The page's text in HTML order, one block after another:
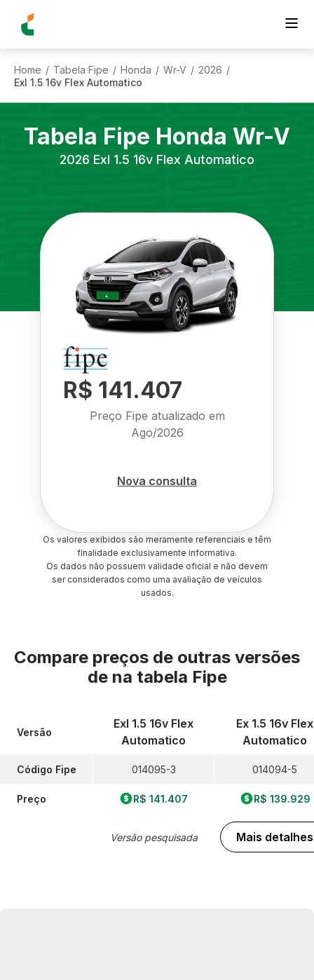
Home / Tabela Fipe / Honda / Wr-V / 2026 /
Exl 1.5 16v Flex Automatico
Tabela Fipe Honda Wr-V
2026 Exl 1.5 16v Flex Automatico
R$ 141.407
Preço Fipe atualizado em
Ago/2026
Nova consulta
Os valores exibidos são meramente referenciais e têm
finalidade exclusivamente informativa.
Os dados não possuem validade oficial e não devem
ser considerados como uma avaliação de veículos
usados.
Compare preços de outras versões
de na tabela Fipe
Versão
Código Fipe
Preço
Exl 1.5 16v Flex
Automatico
014095-3
R$ 141.407
Versão pesquisada
Ex 1.5 16v Flex
Automatico
014094-5
R$ 139.929
Mais detalhes